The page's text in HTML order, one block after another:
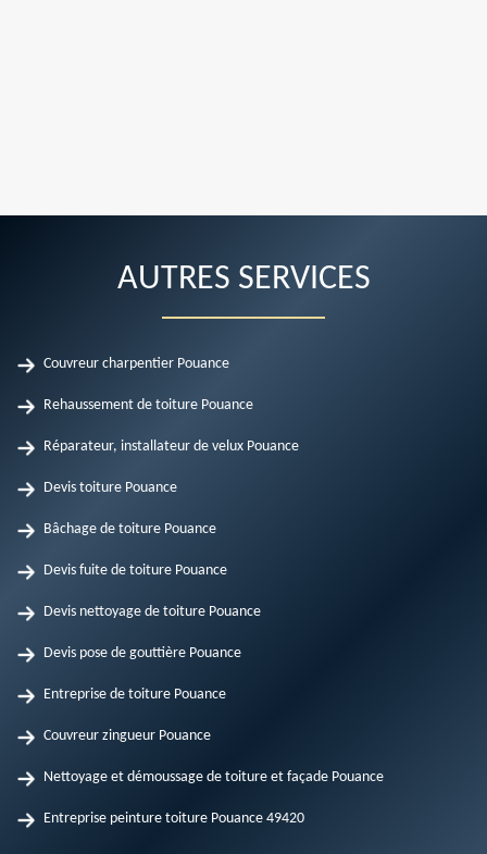
AUTRES SERVICES
Couvreur charpentier Pouance
Rehaussement de toiture Pouance
Réparateur, installateur de velux Pouance
Devis toiture Pouance
Bâchage de toiture Pouance
Devis fuite de toiture Pouance
Devis nettoyage de toiture Pouance
Devis pose de gouttière Pouance
Entreprise de toiture Pouance
Couvreur zingueur Pouance
Nettoyage et démoussage de toiture et façade Pouance
Entreprise peinture toiture Pouance 49420